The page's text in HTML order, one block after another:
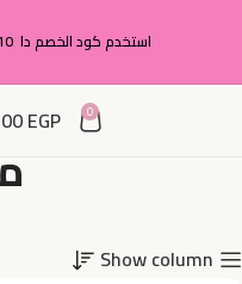
استخدم كود الخصم دا discount10 واحصلي علي خصم %10
0
EGP
Show column